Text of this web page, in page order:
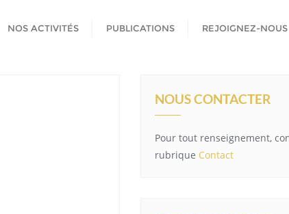
NOS ACTIVITÉS PUBLICATIONS REJOIGNEZ-NOUS
NOUS CONTACTER
Pour tout renseignement,
rubrique Contact